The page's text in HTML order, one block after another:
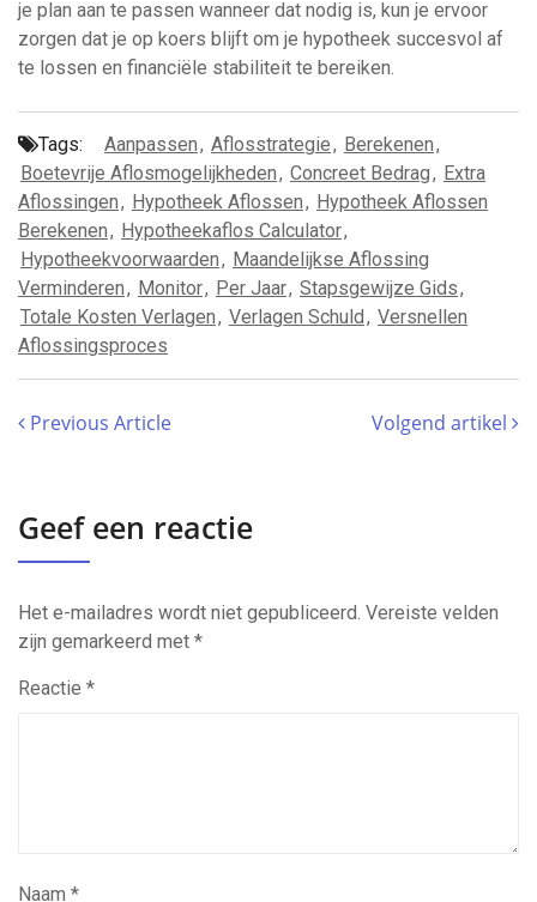
je plan aan te passen wanneer dat nodig is, kun je ervoor
zorgen dat je op koers blijft om je hypotheek succesvol af
te lossen en financiële stabiliteit te bereiken.
Tags: Aanpassen, Aflosstrategie, Berekenen,
Boetevrije Aflosmogelijkheden, Concreet Bedrag, Extra
Aflossingen, Hypotheek Aflossen, Hypotheek Aflossen
Berekenen, Hypotheekaflos Calculator,
Hypotheekvoorwaarden, Maandelijkse Aflossing
Verminderen, Monitor, Per Jaar, Stapsgewijze Gids,
Totale Kosten Verlagen, Verlagen Schuld, Versnellen
Aflossingsproces
Previous Article Volgend artikel
Geef een reactie
Het e-mailadres wordt niet gepubliceerd. Vereiste velden
zijn gemarkeerd met *
Reactie *
Naam *